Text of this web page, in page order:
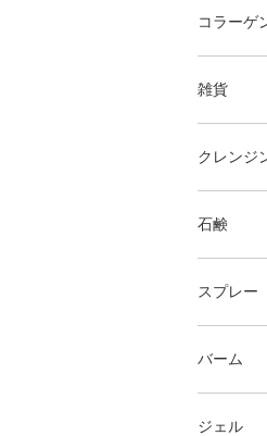
コラーゲ
雑貨
クレンジ
石鹸
スプレー
バーム
ジェル